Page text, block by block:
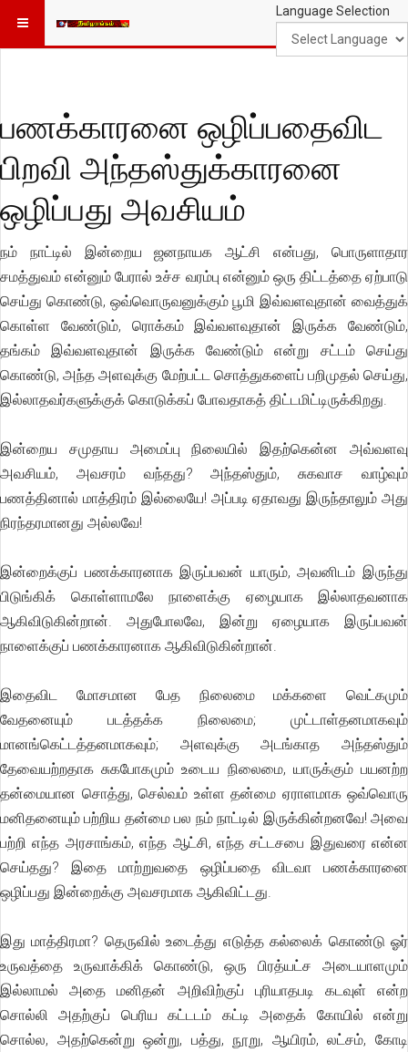
Language Selection
பணக்காரனை ஒழிப்பதைவிட
பிறவி அந்தஸ்துக்காரனை
ஒழிப்பது அவசியம்
நம் நாட்டில் இன்றைய ஜனநாயக ஆட்சி என்பது, பொருளாதார
சமத்துவம் என்னும் பேரால் உச்ச வரம்பு என்னும் ஒரு திட்டத்தை ஏற்பாடு
செய்து கொண்டு, ஒவ்வொருவனுக்கும் பூமி இவ்வளவுதான் வைத்துக்
கொள்ள வேண்டும், ரொக்கம் இவ்வளவுதான் இருக்க வேண்டும்,
தங்கம் இவ்வளவுதான் இருக்க வேண்டும் என்று சட்டம் செய்து
கொண்டு, அந்த அளவுக்கு மேற்பட்ட சொத்துகளைப் பறிமுதல் செய்து,
இல்லாதவர்களுக்குக் கொடுக்கப் போவதாகத் திட்டமிட்டிருக்கிறது.
இன்றைய சமுதாய அமைப்பு நிலையில் இதற்கென்ன அவ்வளவு
அவசியம், அவசரம் வந்தது? அந்தஸ்தும், சுகவாச வாழ்வும்
பணத்தினால் மாத்திரம் இல்லையே! அப்படி ஏதாவது இருந்தாலும் அது
நிரந்தரமானது அல்லவே!
இன்றைக்குப் பணக்காரனாக இருப்பவன் யாரும், அவனிடம் இருந்து
பிடுங்கிக் கொள்ளாமலே நாளைக்கு ஏழையாக இல்லாதவனாக
ஆகிவிடுகின்றான். அதுபோலவே, இன்று ஏழையாக இருப்பவன்
நாளைக்குப் பணக்காரனாக ஆகிவிடுகின்றான்.
இதைவிட மோசமான பேத நிலைமை மக்களை வெட்கமும்
வேதனையும் படத்தக்க நிலைமை; முட்டாள்தனமாகவும்
மானங்கெட்டத்தனமாகவும்; அளவுக்கு அடங்காத அந்தஸ்தும்
தேவையற்றதாக சுகபோகமும் உடைய நிலைமை, யாருக்கும் பயனற்ற
தன்மையான சொத்து, செல்வம் உள்ள தன்மை ஏராளமாக ஒவ்வொரு
மனிதனையும் பற்றிய தன்மை பல நம் நாட்டில் இருக்கின்றனவே! அவை
பற்றி எந்த அரசாங்கம், எந்த ஆட்சி, எந்த சட்டசபை இதுவரை என்ன
செய்தது? இதை மாற்றுவதை ஒழிப்பதை விடவா பணக்காரனை
ஒழிப்பது இன்றைக்கு அவசரமாக ஆகிவிட்டது.
இது மாத்திரமா? தெருவில் உடைத்து எடுத்த கல்லைக் கொண்டு ஓர்
உருவத்தை உருவாக்கிக் கொண்டு, ஒரு பிரத்யட்ச அடையாளமும்
இல்லாமல் அதை மனிதன் அறிவிற்குப் புரியாதபடி கடவுள் என்ற
சொல்லி அதற்குப் பெரிய கட்டடம் கட்டி அதைக் கோயில் என்று
சொல்ல, அதற்கென்று ஒன்று, பத்து, நூறு, ஆயிரம், லட்சம், கோடி